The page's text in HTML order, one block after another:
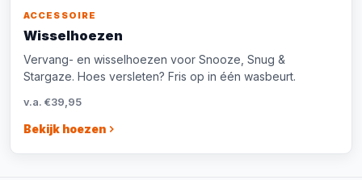
ACCESSOIRE
Wisselhoezen
Vervang- en wisselhoezen voor Snooze, Snug &
Stargaze. Hoes versleten? Fris op in één wasbeurt.
v.a. €39,95
Bekijk hoezen